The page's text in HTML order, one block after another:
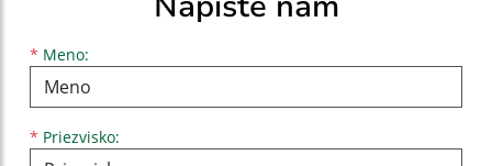
* Meno:
Meno
* Priezvisko:
Priezvisko
E-mailová adresa